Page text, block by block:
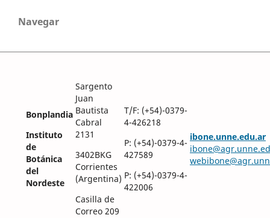
Navegar
Bonplandia
Instituto
de
Botánica
del
Nordeste
Sargento
Juan
Bautista
Cabral
2131
3402BKG
Corrientes
(Argentina)
Casilla de
Correo 209
T/F: (+54)-0379-
4-426218
P: (+54)-0379-4-
427589
P: (+54)-0379-4-
422006
ibone.unne.edu.ar